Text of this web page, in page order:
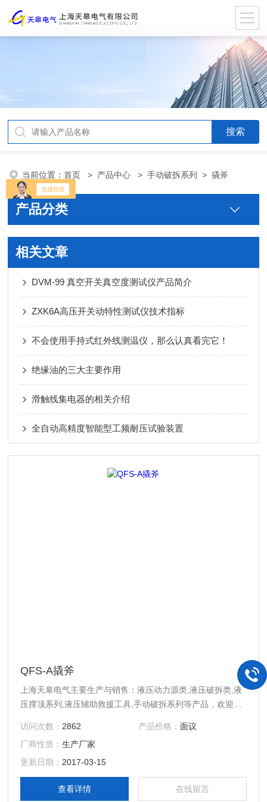
当前位置：首页 > 产品中心 >手动破拆系列 >撬斧
产品分类
相关文章
DVM-99 真空开关真空度测试仪产品简介
ZXK6A高压开关动特性测试仪技术指标
不会使用手持式红外线测温仪，那么认真看完它！
绝缘油的三大主要作用
滑触线集电器的相关介绍
全自动高精度智能型工频耐压试验装置
QFS-A撬斧
上海天皋电气主要生产与销售：液压动力源类,液压破拆类,液
压撑顶系列,液压辅助救援工具,手动破拆系列等产品，欢迎广
访问次数： 2862 产品价格： 面议
厂商性质：生产厂家
更新日期： 2017-03-15
查看详情 在线留言